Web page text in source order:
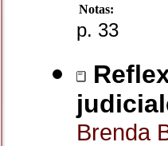
Notas:
p. 33
Brenda